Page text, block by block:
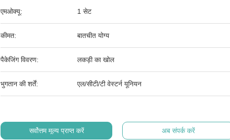
एमओक्यू: 1 सेट
कीमत: बातचीत योग्य
पैकेजिंग विवरण: लकड़ी का खोल
भुगतान की शर्तें: एल/सीटी/टी वेस्टर्न यूनियन
सर्वोत्तम मूल्य प्राप्त करें अब संपर्क करें